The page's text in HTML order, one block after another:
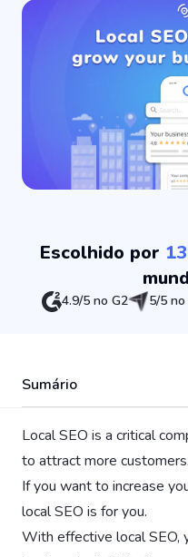
Escolhido por
4.9/5 no G2 5/5
Sumário
Local SEO is a critical
to attract more customers.
If you want to increase
local SEO is for you.
With effective local SEO,